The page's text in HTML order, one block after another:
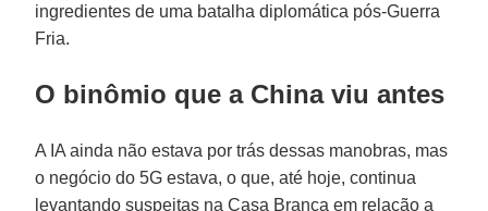
ingredientes de uma batalha diplomática pós-Guerra
Fria.
O binômio que a China viu antes
A IA ainda não estava por trás dessas manobras, mas
o negócio do 5G estava, o que, até hoje, continua
levantando suspeitas na Casa Branca em relação a